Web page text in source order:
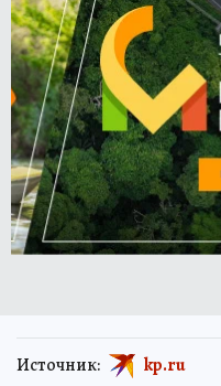
Источник: kp.ru